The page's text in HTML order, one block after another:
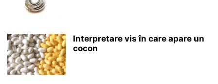
Interpretare vis în care apare un
cocon